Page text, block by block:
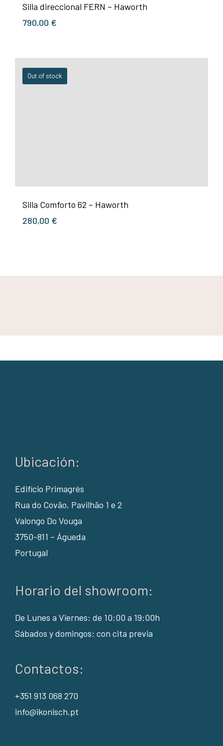
Silla direccional FERN – Haworth
790,00 €
Out of stock
Silla Comforto 62 – Haworth
280,00 €
Ubicación:
Edifício Primagrés
Rua do Covão, Pavilhão 1 e 2
Valongo Do Vouga
3750-811 – Águeda
Portugal
Horario del showroom:
De Lunes a Viernes: de 10:00 a 19:00h
Sábados y domingos: con cita previa
Contactos:
+351 913 068 270
info@ikonisch.pt